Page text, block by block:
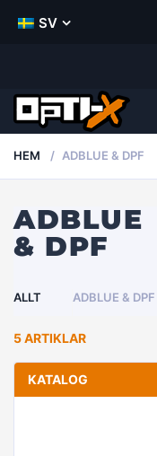
SV
HEM ADBLUE & DPF
ADBLUE
& DPF
ALLT ADBLUE & DPF
5 ARTIKLAR
KATALOG